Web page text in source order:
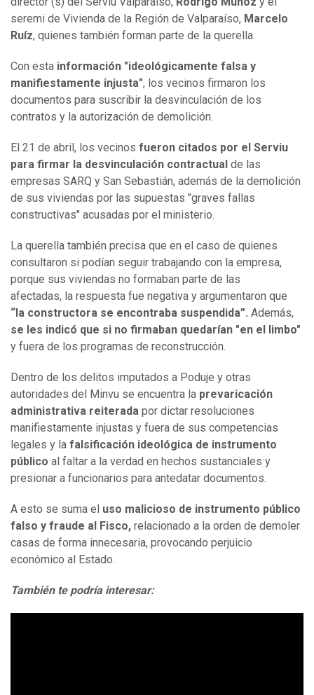
seremi de Vivienda de la Región de Valparaíso, Marcelo
Ruíz, quienes también forman parte de la querella.
Con esta información "ideológicamente falsa y
manifiestamente injusta", los vecinos firmaron los
documentos para suscribir la desvinculación de los
contratos y la autorización de demolición.
El 21 de abril, los vecinos fueron citados por el Serviu
para firmar la desvinculación contractual de las
empresas SARQ y San Sebastián, además de la demolición
de sus viviendas por las supuestas "graves fallas
constructivas" acusadas por el ministerio.
La querella también precisa que en el caso de quienes
consultaron si podían seguir trabajando con la empresa,
porque sus viviendas no formaban parte de las
afectadas, la respuesta fue negativa y argumentaron que
“la constructora se encontraba suspendida”. Además,
se les indicó que si no firmaban quedarían "en el limbo"
y fuera de los programas de reconstrucción.
Dentro de los delitos imputados a Poduje y otras
autoridades del Minvu se encuentra la prevaricación
administrativa reiterada por dictar resoluciones
manifiestamente injustas y fuera de sus competencias
legales y la falsificación ideológica de instrumento
público al faltar a la verdad en hechos sustanciales y
presionar a funcionarios para antedatar documentos.
A esto se suma el uso malicioso de instrumento público
falso y fraude al Fisco, relacionado a la orden de demoler
casas de forma innecesaria, provocando perjuicio
económico al Estado.
También te podría interesar: